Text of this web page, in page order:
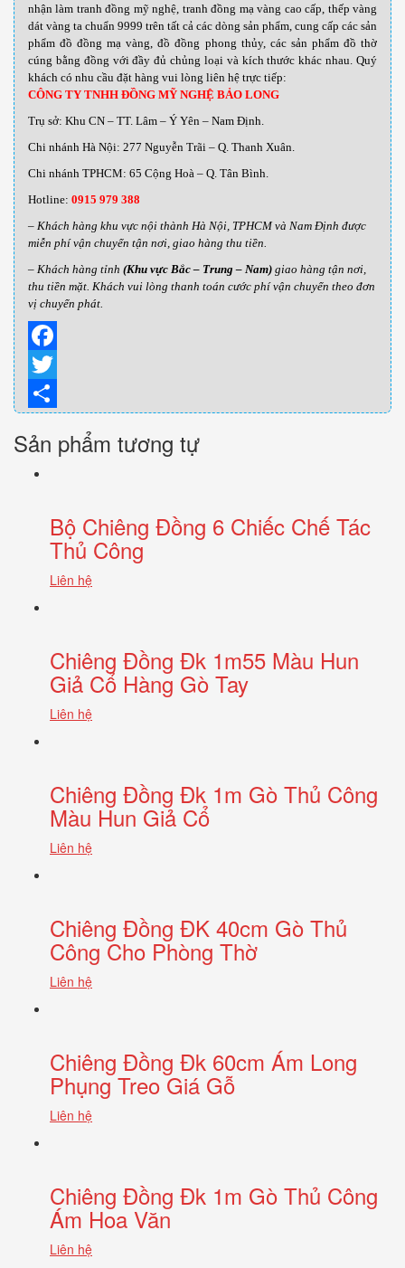
nhận làm tranh đồng mỹ nghệ, tranh đồng mạ vàng cao cấp, thếp vàng
dát vàng ta chuẩn 9999 trên tất cả các dòng sản phẩm, cung cấp các sản
phẩm đồ đồng mạ vàng, đồ đồng phong thủy, các sản phẩm đồ thờ
cúng bằng đồng với đầy đủ chủng loại và kích thước khác nhau Quý
khách có nhu cầu đặt hàng vui lòng liên hệ trực tiếp:
CÔNG TY TNHH ĐỒNG MỸ NGHỆ BẢO LONG
Trụ sở: Khu CN – TT. Lâm – Ý Yên – Nam Định.
Chi nhánh Hà Nội: 277 Nguyễn Trãi – Q. Thanh Xuân.
Chi nhánh TPHCM: 65 Cộng Hoà – Q. Tân Bình.
Hotline: 0915 979 388
– Khách hàng khu vực nội thành Hà Nội, TPHCM và Nam Định được
miễn phí vận chuyển tận nơi, giao hàng thu tiền.
– Khách hàng tỉnh (Khu vực Bắc – Trung – Nam) giao hàng tận nơi,
thu tiền mặt. Khách vui lòng thanh toán cước phí vận chuyển theo đơn
vị chuyển phát.
Facebook
Twitter
Sản phẩm tương tự
Bộ Chiêng Đồng 6 Chiếc Chế Tác
Thủ Công
Liên hệ
Chiêng Đồng Đk 1m55 Màu Hun
Giả Cổ Hàng Gò Tay
Liên hệ
Chiêng Đồng Đk 1m Gò Thủ Công
Màu Hun Giả Cổ
Liên hệ
Chiêng Đồng ĐK 40cm Gò Thủ
Công Cho Phòng Thờ
Liên hệ
Chiêng Đồng Đk 60cm Ám Long
Phụng Treo Giá Gỗ
Liên hệ
Chiêng Đồng Đk 1m Gò Thủ Công
Ám Hoa Văn
Liên hệ